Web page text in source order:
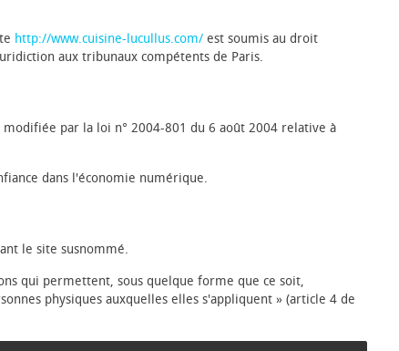
http://www.cuisine-lucullus.com/ est soumis au droit
aux tribunaux compétents de Paris.
par la loi n° 2004-801 du 6 août 2004 relative à
dans l'économie numérique.
le site susnommé.
qui permettent, sous quelque forme que ce soit,
physiques auxquelles elles s'appliquent » (article 4 de